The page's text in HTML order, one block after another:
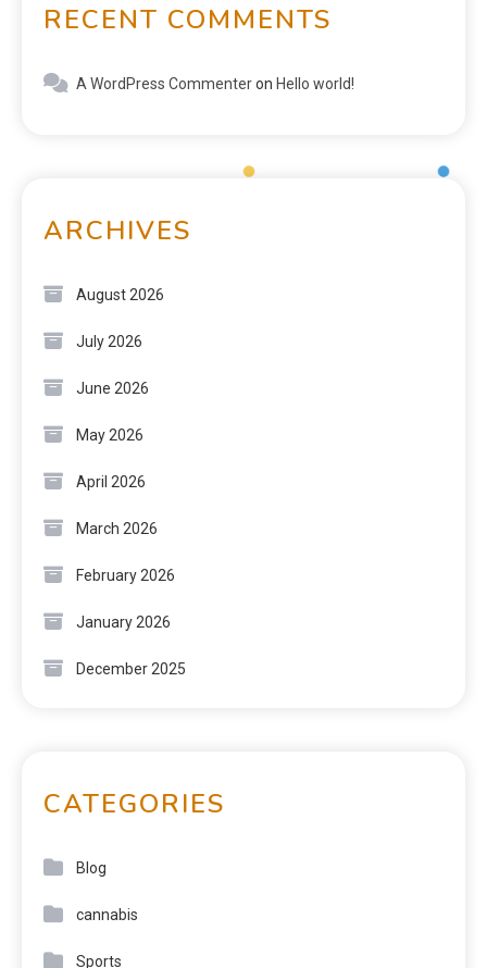
RECENT COMMENTS
A WordPress Commenteron Hello world!
ARCHIVES
August 2026
July 2026
June 2026
May 2026
April 2026
March 2026
February 2026
January 2026
December 2025
CATEGORIES
Blog
cannabis
Sports